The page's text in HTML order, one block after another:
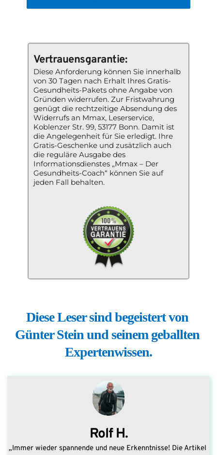
Vertrauensgarantie:
Diese Anforderung können Sie innerhalb
von 30 Tagen nach Erhalt Ihres Gratis-
Gesundheits-Pakets ohne Angabe von
Gründen widerrufen. Zur Fristwahrung
genügt die rechtzeitige Absendung des
Widerrufs an Mmax, Leserservice,
Koblenzer Str. 99, 53177 Bonn. Damit ist
die Angelegenheit für Sie erledigt. Ihre
Gratis-Geschenke und zusätzlich auch
die reguläre Ausgabe des
Informationsdienstes „Mmax – Der
Gesundheits-Coach“ können Sie auf
jeden Fall behalten.
Diese Leser sind begeistert von
Günter Stein und seinem geballten
Expertenwissen.
Rolf H.
„Immer wieder spannende und neue Erkenntnisse! Die Artikel